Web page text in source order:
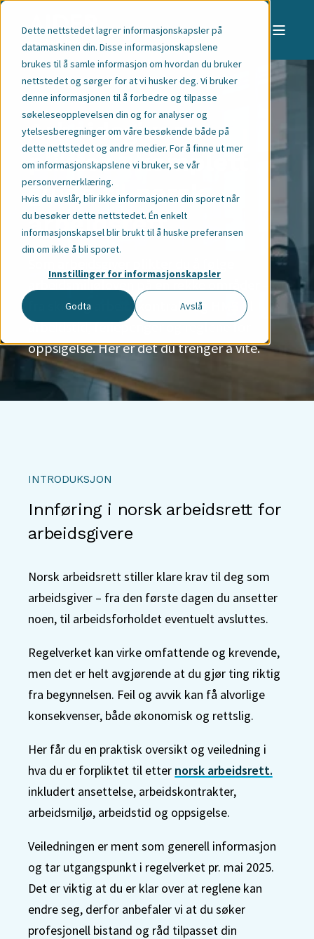
Dette nettstedet lagrer informasjonskapsler på
datamaskinen din. Disse informasjonskapslene
brukes til å samle informasjon om hvordan du bruker
nettstedet og sørger for at vi husker deg. Vi bruker
denne informasjonen til å forbedre og tilpasse
søkeleseopplevelsen din og for analyser og
ytelsesberegninger om våre besøkende både på
dette nettstedet og andre medier. For å finne ut mer
om informasjonskapslene vi bruker, se vår
personvernerklæring.
Hvis du avslår, blir ikke informasjonen din sporet når
du besøker dette nettstedet. Én enkelt
informasjonskapsel blir brukt til å huske preferansen
din om ikke å bli sporet.
Innstillinger for informasjonskapsler
Godta Avslå
Arbeidsgivers
plikter—komplett
guide til norsk
arbeidsrett
arbeidsmiljøloven på en rekke områder –
fra skriftlig arbeidskontrakt og HMS til
arbeidstid, feriepenger og reglene for
oppsigelse. Her er det du trenger å vite.
INTRODUKSJON
Innføring i norsk arbeidsrett for
arbeidsgivere
Norsk arbeidsrett stiller klare krav til deg som
arbeidsgiver – fra den første dagen du ansetter
noen, til arbeidsforholdet eventuelt avsluttes.
Regelverket kan virke omfattende og krevende,
men det er helt avgjørende at du gjør ting riktig
fra begynnelsen. Feil og avvik kan få alvorlige
konsekvenser, både økonomisk og rettslig.
Her får du en praktisk oversikt og veiledning i
hva du er forpliktet til etter norsk arbeidsrett.
inkludert ansettelse, arbeidskontrakter,
arbeidsmiljø, arbeidstid og oppsigelse.
Veiledningen er ment som generell informasjon
og tar utgangspunkt i regelverket pr. mai 2025.
Det er viktig at du er klar over at reglene kan
endre seg, derfor anbefaler vi at du søker
profesjonell bistand og råd tilpasset din